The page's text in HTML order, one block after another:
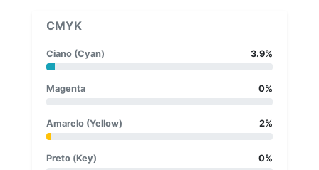
CMYK
Ciano (Cyan) 3.9%
Magenta 0%
Amarelo (Yellow) 2%
Preto (Key) 0%